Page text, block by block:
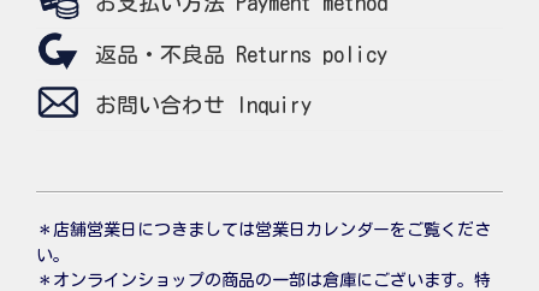
返品・不良品 Returns policy
お問い合わせ Inquiry
＊店舗営業日につきましては営業日カレンダーをご覧くださ
い。
＊オンラインショップの商品の一部は倉庫にございます。特